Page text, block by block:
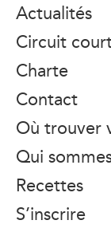
Actualités
Circuit
Charte
Contact
Où trouver
Qui
Recettes
S’inscrire